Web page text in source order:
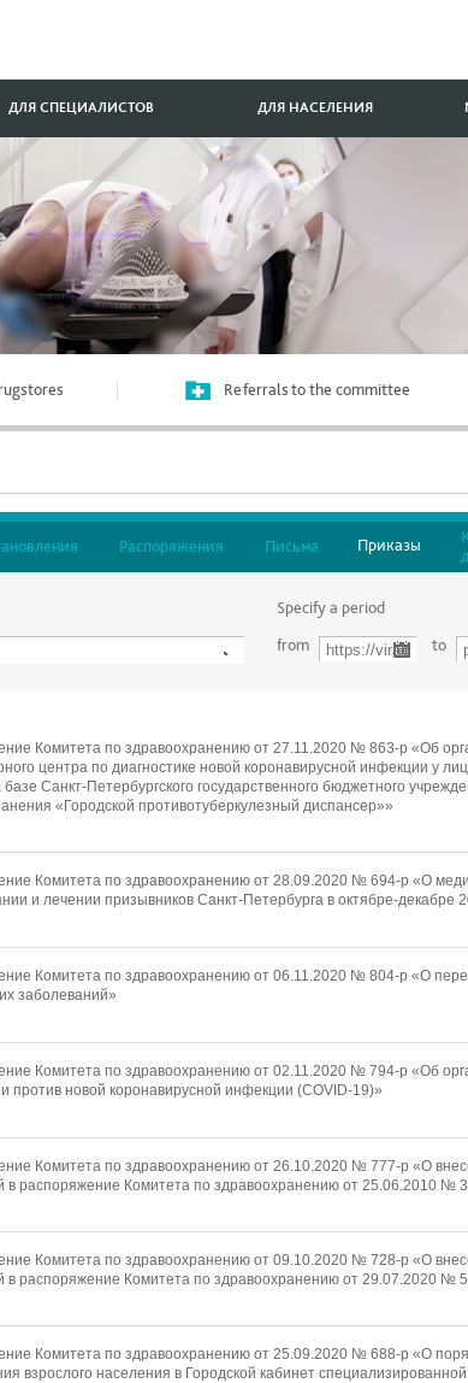
ДЛЯ СПЕЦИАЛИСТОВ ДЛЯ НАСЕЛЕНИЯ
Referrals to the committee
Распоряжения Письма Приказы
Specify a period
from
to
Комитета по здравоохранению от 27.11.2020 № 863-р «Об
центра по диагностике новой коронавирусной инфекции у
Санкт-Петербургского государственного бюджетного
«Городской противотуберкулезный диспансер»»
Комитета по здравоохранению от 28.09.2020 № 694-р «О
и лечении призывников Санкт-Петербурга в октябре-декабре
Комитета по здравоохранению от 06.11.2020 № 804-р «О
заболеваний»
Комитета по здравоохранению от 02.11.2020 № 794-р «Об
против новой коронавирусной инфекции (COVID-19)»
Комитета по здравоохранению от 26.10.2020 № 777-р «О
в распоряжение Комитета по здравоохранению от 25.06.2010 №
Комитета по здравоохранению от 09.10.2020 № 728-р «О
в распоряжение Комитета по здравоохранению от 29.07.2020 №
Комитета по здравоохранению от 25.09.2020 № 688-р «О
взрослого населения в Городской кабинет специализированной